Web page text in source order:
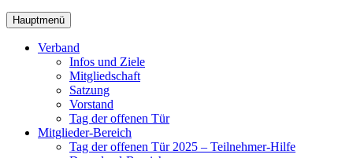
Hauptmenü
Verband
Infos und Ziele
Mitgliedschaft
Satzung
Vorstand
Tag der offenen Tür
Mitglieder-Bereich
Tag der offenen Tür 2025 – Teilnehmer-Hilfe